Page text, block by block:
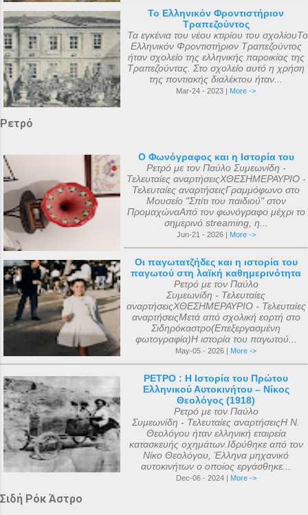
Το Ελληνικόν Φροντιστήριον
Τραπεζούντος
Τα εγκένια του νέου κτιρίου του σχολίουΤο
Ελληνικόν Φροντιστήριον Τραπεζούντος
ήταν σχολείο της ελληνικής παροικίας της
Τραπεζούντας. Στο σχολείο αυτό η χρήση
της ποντιακής διαλέκτου ήταν...
Mar-24 - 2023 | More ->
Ρετρό
Ο Φωνόγραφος και η Ιστορία του
Ρετρό με τον Παύλο Συμεωνίδη -
Τελευταίες αναρτήσειςΧΘΕΣΗΜΕΡΑΥΡΙΟ -
Τελευταίες αναρτήσειςΓραμμόφωνο στο
Μουσείο "Σπίτι του παιδιού" στον
ΠρομαχώναΑπό τον φωνόγραφο μέχρι το
σημερινό streaming, η...
Jun-21 - 2026 | More ->
Οι παγωτατζήδες και η ιστορία του
παγωτού στη λαϊκή καθημερινότητα
Ρετρό με τον Παύλο
Συμεωνίδη - Τελευταίες
αναρτήσειςΧΘΕΣΗΜΕΡΑΥΡΙΟ - Τελευταίες
αναρτήσειςΜετά από σχολική εορτή στο
Σιδηρόκαστρο(Επεξεργασμένη
φωτογραφία)Η ιστορία του παγωτού...
May-05 - 2026 | More ->
ΡΕΤΡΟ : Η Ιστορία του Πρώτου
Ελληνικού Αυτοκινήτου – Νίκος
Θεολόγος (1918)
Ρετρό με τον Παύλο
Συμεωνίδη - Τελευταίες αναρτήσειςΗ Ν.
Θεολόγου ήταν ελληνική εταιρεία
κατασκευής οχημάτων.Ιδρύθηκε από τον
Νίκο Θεολόγου, Έλληνα μηχανικό
αυτοκινήτων ο οποίος εργάσθηκε...
Dec-06 - 2024 | More ->
Σιδή Ρόκ Άστρο